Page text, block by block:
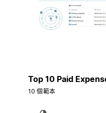
Top 10 Paid
10 個範本